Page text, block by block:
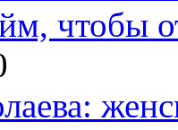
чтобы